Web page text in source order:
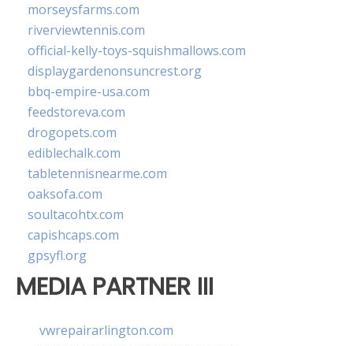
morseysfarms.com
riverviewtennis.com
official-kelly-toys-squishmallows.com
displaygardenonsuncrest.org
bbq-empire-usa.com
feedstoreva.com
drogopets.com
ediblechalk.com
tabletennisnearme.com
oaksofa.com
soultacohtx.com
capishcaps.com
gpsyfl.org
MEDIA PARTNER III
vwrepairarlington.com